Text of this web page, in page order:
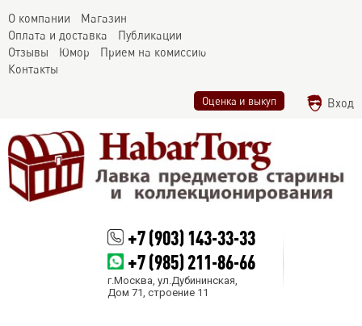
О компании
Магазин
Оплата и доставка
Публикации
Отзывы
Юмор
Прием на комиссию
Контакты
Оценка и выкуп Вход
+7 (903) 143-33-33
+7 (985) 211-86-66
г.Москва, ул.Дубининская,
Дом 71, строение 11